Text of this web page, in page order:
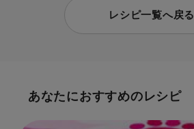
レシピ一覧へ戻る
あなたにおすすめのレシピ